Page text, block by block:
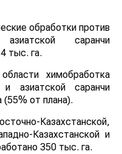
обработки против
саранчи
тыс. га.
химобработка
и азиатской саранчи
(55% от плана).
Казахстанской,
Казахстанской и
350 тыс. га.